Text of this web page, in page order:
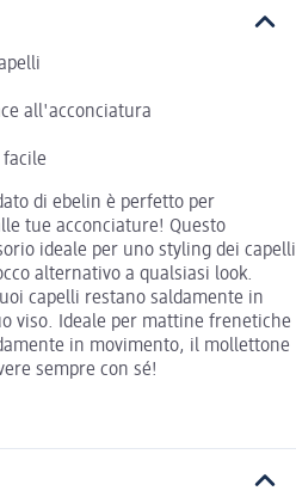
all'acconciatura
facile
di ebelin è perfetto per
tue acconciature! Questo
ideale per uno styling dei capelli
alternativo a qualsiasi look.
capelli restano saldamente in
viso. Ideale per mattine frenetiche
in movimento, il mollettone
sempre con sé!